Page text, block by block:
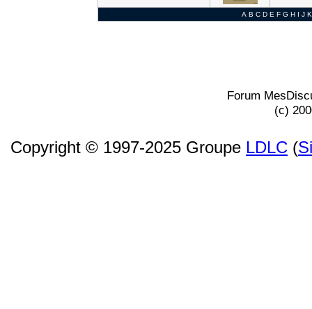
A B C D E F G H I J K
Forum
(c)
Copyright © 1997-2025 Groupe LDLC (